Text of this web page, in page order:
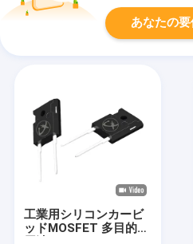
あなたの
工業用シリコンカービ
ッドMOSFET 多目的高